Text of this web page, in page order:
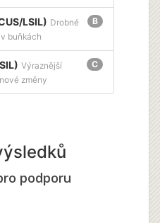
B
LSIL) Drobné
buňkách
C
Výraznější
změny
podporu